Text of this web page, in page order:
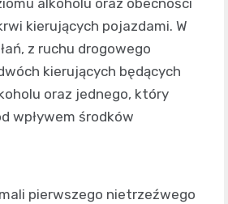
alkoholu oraz obecności
kierujących pojazdami. W
z ruchu drogowego
kierujących będących
oraz jednego, który
wpływem środków
pierwszego nietrzeźwego